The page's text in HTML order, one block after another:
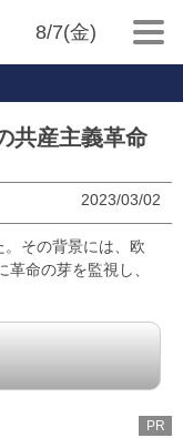
8/7(金)
共産主義革命
2023/03/02
その背景には、欧
命の芽を監視し、
PR